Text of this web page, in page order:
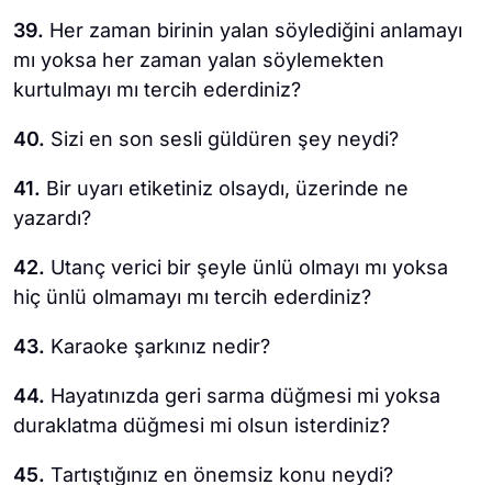
39. Her zaman birinin yalan söylediğini anlamayı
mı yoksa her zaman yalan söylemekten
kurtulmayı mı tercih ederdiniz?
40. Sizi en son sesli güldüren şey neydi?
41. Bir uyarı etiketiniz olsaydı, üzerinde ne
yazardı?
42. Utanç verici bir şeyle ünlü olmayı mı yoksa
hiç ünlü olmamayı mı tercih ederdiniz?
43. Karaoke şarkınız nedir?
44. Hayatınızda geri sarma düğmesi mi yoksa
duraklatma düğmesi mi olsun isterdiniz?
45. Tartıştığınız en önemsiz konu neydi?